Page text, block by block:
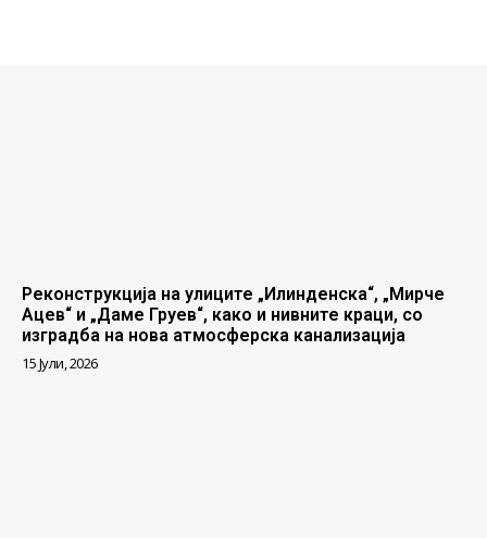
Реконструкција на улиците „Илинденска“, „Мирче
Ацев“ и „Даме Груев“, како и нивните краци, со
изградба на нова атмосферска канализација
15 Јули, 2026